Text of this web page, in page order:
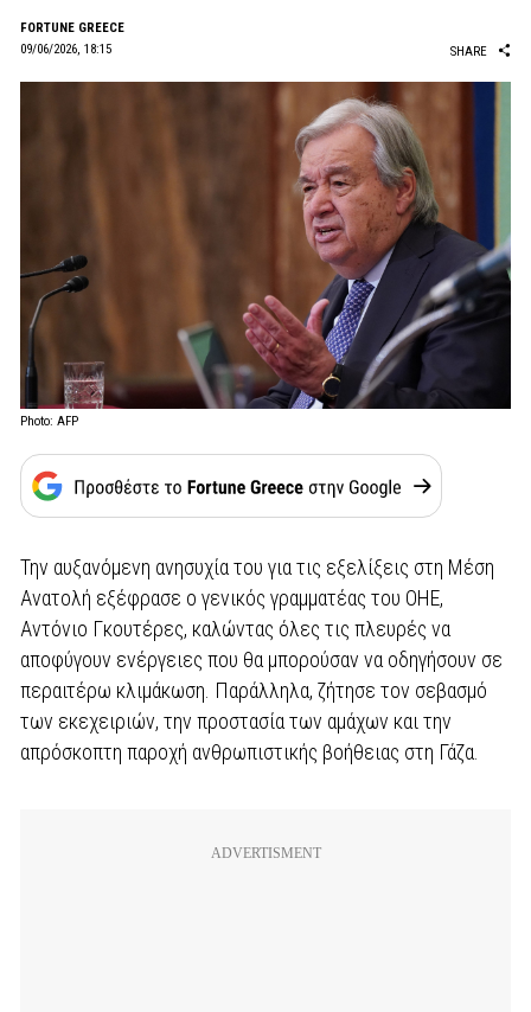
FORTUNE GREECE
09/06/2026, 18:15
SHARE
Photo: AFP
Την αυξανόμενη ανησυχία του για τις εξελίξεις στη Μέση
Ανατολή εξέφρασε ο γενικός γραμματέας του ΟΗΕ,
Αντόνιο Γκουτέρες, καλώντας όλες τις πλευρές να
αποφύγουν ενέργειες που θα μπορούσαν να οδηγήσουν σε
περαιτέρω κλιμάκωση. Παράλληλα, ζήτησε τον σεβασμό
των εκεχειριών, την προστασία των αμάχων και την
απρόσκοπτη παροχή ανθρωπιστικής βοήθειας στη Γάζα.